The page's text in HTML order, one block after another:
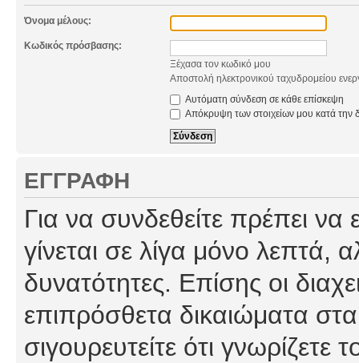
Όνομα μέλους:
Κωδικός πρόσβασης:
Ξέχασα τον κωδικό μου
Αποστολή ηλεκτρονικού ταχυδρομείου
Αυτόματη σύνδεση σε κάθε επίσκεψη
Απόκρυψη των στοιχείων μου κατά την
ΕΓΓΡΑΦΉ
Για να συνδεθείτε πρέπει
γίνεται σε λίγα μόνο λεπτά,
δυνατότητες. Επίσης οι
επιπρόσθετα δικαιώματα
σιγουρευτείτε ότι γνωρίζετε